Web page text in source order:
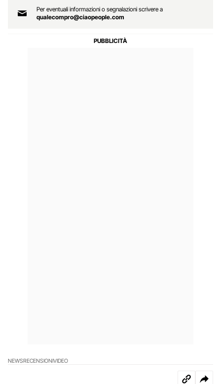
Per eventuali informazioni o segnalazioni scrivere a
qualecompro@ciaopeople.com
NEWSRECENSIONIVIDEO